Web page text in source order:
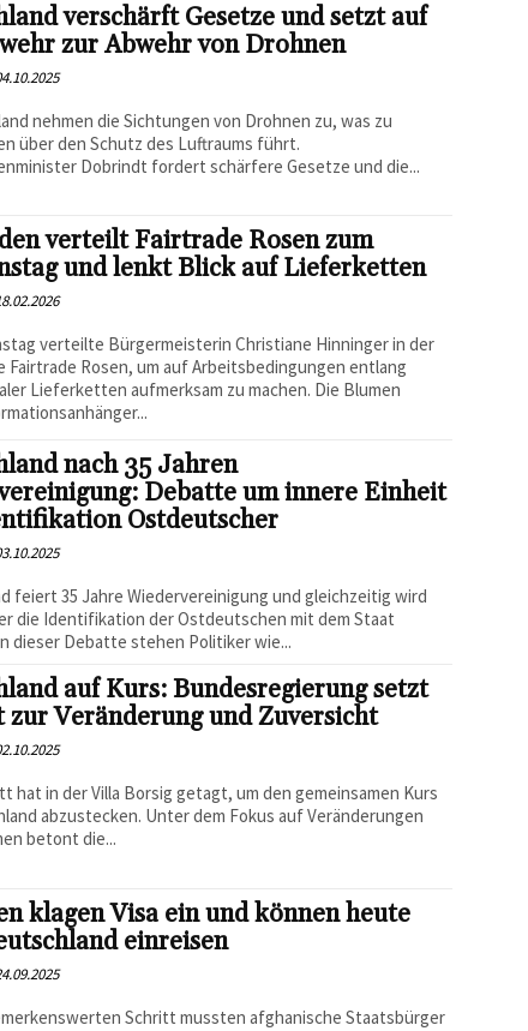
verschärft Gesetze und setzt auf
zur Abwehr von Drohnen
nehmen die Sichtungen von Drohnen zu, was zu
über den Schutz des Luftraums führt.
Dobrindt fordert schärfere Gesetze und die...
verteilt Fairtrade Rosen zum
und lenkt Blick auf Lieferketten
verteilte Bürgermeisterin Christiane Hinninger in der
Fairtrade Rosen, um auf Arbeitsbedingungen entlang
Lieferketten aufmerksam zu machen. Die Blumen
nach 35 Jahren
Debatte um innere Einheit
Ostdeutscher
feiert 35 Jahre Wiedervereinigung und gleichzeitig wird
die Identifikation der Ostdeutschen mit dem Staat
dieser Debatte stehen Politiker wie...
auf Kurs: Bundesregierung setzt
zur Veränderung und Zuversicht
hat in der Villa Borsig getagt, um den gemeinsamen Kurs
abzustecken. Unter dem Fokus auf Veränderungen
betont die...
klagen Visa ein und können heute
einreisen
Schritt mussten afghanische Staatsbürger